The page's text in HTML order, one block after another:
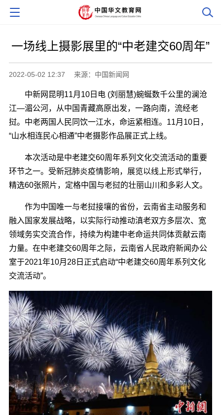
一场线上摄影展里的“中老建交60周年”
2022-05-02 12:37 来源：中国新闻网
中新网昆明11月10日电 (刘丽慧)蜿蜒数千公里的澜沧
江―湄公河，从中国青藏高原出发，一路向南，流经老
挝。中老两国人民同饮一江水，命运紧相连。11月10日，
“山水相连民心相通”中老摄影作品展正式上线。
本次活动是中老建交60周年系列文化交流活动的重要
环节之一。受新冠肺炎疫情影响，展览以线上形式举行，
精选60张照片，定格中国与老挝的壮丽山川和多彩人文。
作为中国唯一与老挝接壤的省份，云南省主动服务和
融入国家发展战略，以实际行动推动滇老双方多层次、宽
领域务实交流合作，持续为构建中老命运共同体贡献云南
力量。在中老建交60周年之际，云南省人民政府新闻办公
室于2021年10月28日正式启动“中老建交60周年系列文化
交流活动”。